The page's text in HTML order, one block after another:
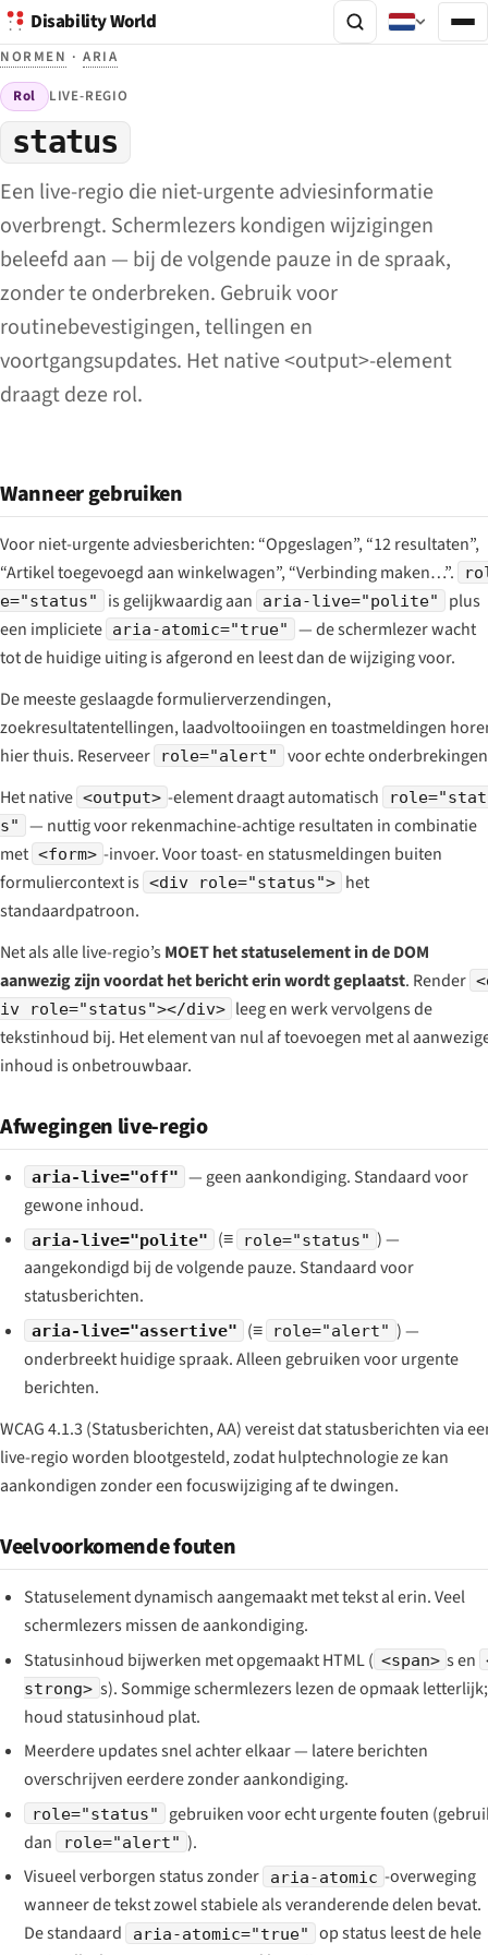
Disability World
NORMEN ·ARIA
Rol LIVE-REGIO
status
Een live-regio die niet-urgente adviesinformatie
overbrengt. Schermlezers kondigen wijzigingen
beleefd aan — bij de volgende pauze in de spraak,
zonder te onderbreken. Gebruik voor
routinebevestigingen, tellingen en
voortgangsupdates. Het native <output>-element
draagt deze rol.
Wanneer gebruiken
Voor niet-urgente adviesberichten: “Opgeslagen”, “12 resultaten”,
“Artikel toegevoegd aan winkelwagen”, “Verbinding maken…”.
e="status"
is gelijkwaardig aan aria-live="polite"
plus
een impliciete aria-atomic="true"
— de schermlezer wacht
tot de huidige uiting is afgerond en leest dan de wijziging voor.
De meeste geslaagde formulierverzendingen,
zoekresultatentellingen, laadvoltooiingen en toastmeldingen
hier thuis. Reserveer
role="alert"
voor echte
Het native <output> -element draagt automatisch
s"
— nuttig voor rekenmachine-achtige resultaten in combinatie
met <form> -invoer. Voor toast- en statusmeldingen buiten
formuliercontext is <div role="status"> het
standaard­patroon.
Net als alle live-regio’sMOET het statuselement in de DOM
aanwezig zijn voordat het bericht erin wordt geplaatst. Render
iv role="status"></div> leeg en werk vervolgens de
tekstinhoud bij. Het element van nul af toevoegen met al
inhoud is onbetrouwbaar.
Afwegingen live-regio
aria-live="off" — geen aankondiging. Standaard voor
gewone inhoud.
aria-live="polite" (≡ role="status" ) —
aangekondigd bij de volgende pauze. Standaard voor
statusberichten.
aria-live="assertive" (≡ role="alert" ) —
onderbreekt huidige spraak. Alleen gebruiken voor urgente
berichten.
WCAG 4.1.3 (Statusberichten, AA) vereist dat statusberichten via
live-regio worden blootgesteld, zodat hulptechnologie ze kan
aankondigen zonder een focuswijziging af te dwingen.
Veelvoorkomende fouten
Statuselement dynamisch aangemaakt met tekst al erin. Veel
schermlezers missen de aankondiging.
Statusinhoud bijwerken met opgemaakt HTML ( <span> s en
strong> s). Sommige schermlezers lezen de opmaak letterlijk;
houd statusinhoud plat.
Meerdere updates snel achter elkaar — latere berichten
overschrijven eerdere zonder aankondiging.
role="status"
gebruiken voor echt urgente fouten
dan
role="alert" ).
Visueel verborgen status zonder
aria-atomic -overweging
wanneer de tekst zowel stabiele als veranderende delen bevat.
De standaard
aria-atomic="true"
op status leest de hele